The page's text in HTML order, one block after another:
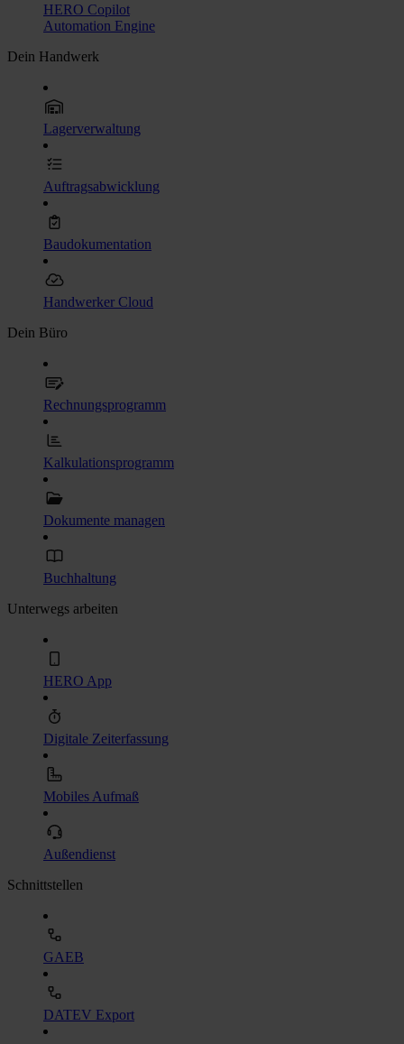
HERO Copilot
Automation Engine
Dein Handwerk
Lagerverwaltung
Auftragsabwicklung
Baudokumentation
Handwerker Cloud
Dein Büro
Rechnungsprogramm
Kalkulationsprogramm
Dokumente managen
Buchhaltung
Unterwegs arbeiten
HERO App
Digitale Zeiterfassung
Mobiles Aufmaß
Außendienst
Schnittstellen
GAEB
DATEV Export